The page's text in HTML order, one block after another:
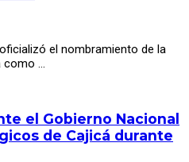
el nombramiento de la
como …
el Gobierno Nacional
de Cajicá durante